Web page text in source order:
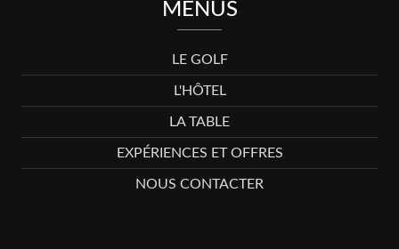
MENUS
LE GOLF
L'HÔTEL
LA TABLE
EXPÉRIENCES ET OFFRES
NOUS CONTACTER